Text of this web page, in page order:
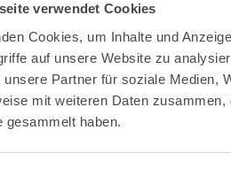
verwendet Cookies
Cookies, um Inhalte und
auf unsere Website zu
unsere Partner für soziale Medien,
mit weiteren Daten
gesammelt haben.